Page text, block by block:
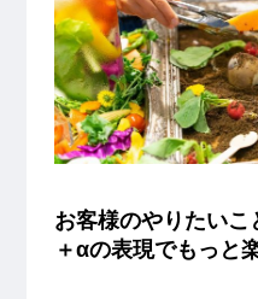
お客様のやりたいこ
＋αの表現でもっと